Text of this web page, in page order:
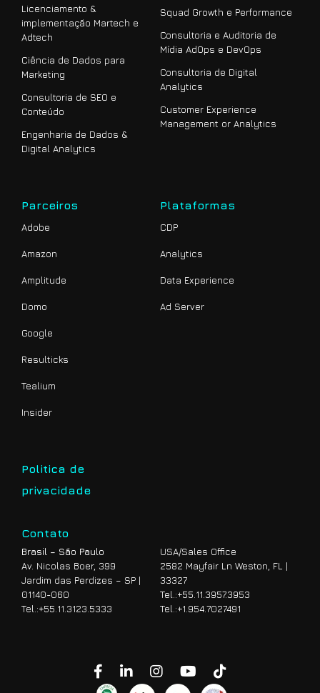
Licenciamento &
implementação Martech e
Adtech
Ciência de Dados para
Marketing
Consultoria de SEO e
Conteúdo
Engenharia de Dados &
Digital Analytics
Squad Growth e Performance
Consultoria e Auditoria de
Mídia AdOps e DevOps
Consultoria de Digital
Analytics
Customer Experience
Management or Analytics
Parceiros
Adobe
Amazon
Amplitude
Domo
Google
Resulticks
Tealium
Insider
Plataformas
CDP
Analytics
Data Experience
Ad Server
Politica de
privacidade
Contato
Brasil – São Paulo
Av. Nicolas Boer, 399
Jardim das Perdizes – SP |
01140-060
Tel.:+55.11.3123.5333
USA/Sales Office
2582 Mayfair Ln Weston, FL |
33327
Tel.:+55.11.3957.3953
Tel.:+1.954.7027491